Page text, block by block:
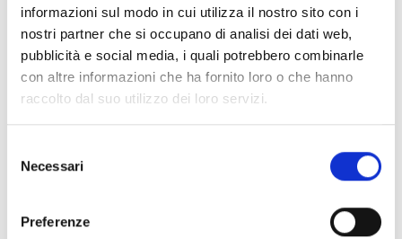
informazioni sul modo in cui utilizza il nostro sito con i
nostri partner che si occupano di analisi dei dati web,
pubblicità e social media, i quali potrebbero combinarle
con altre informazioni che ha fornito loro o che hanno
raccolto dal suo utilizzo dei loro servizi.
delNecessari
Preferenze